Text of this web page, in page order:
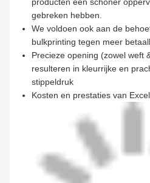
producten een schoner
gebreken hebben.
We voldoen ook aan de
bulkprinting tegen meer
Precieze opening (zowel weft
resulteren in kleurrijke en
stippeldruk
Kosten en prestaties van Excel